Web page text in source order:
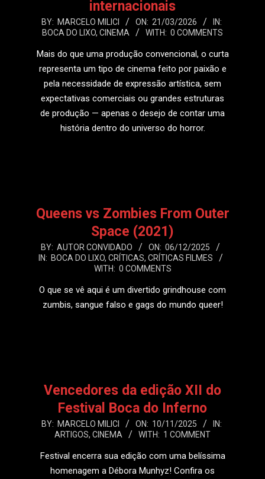
internacionais
2026-
03-
21
BY: MARCELO MILICI ON: 21/03/2026
IN:
BOCA DO LIXO, CINEMA WITH: 0 COMMENTS
Mais do que uma produção convencional, o curta
representa um tipo de cinema feito por paixão e
pela necessidade de expressão artística, sem
expectativas comerciais ou grandes estruturas
de produção — apenas o desejo de contar uma
história dentro do universo do horror.
Queens vs Zombies From Outer
Space (2021)
2025-
12-
BY: AUTOR CONVIDADO ON: 06/12/2025
IN: BOCA DO LIXO, CRÍTICAS, CRÍTICAS FILMES
WITH: 0 COMMENTS
O que se vê aqui é um divertido grindhouse com
zumbis, sangue falso e gags do mundo queer!
Vencedores da edição XII do
Festival Boca do Inferno
2025-
10
BY: MARCELO MILICI ON: 10/11/2025
IN:
ARTIGOS, CINEMA WITH: 1 COMMENT
Festival encerra sua edição com uma belíssima
homenagem a Débora Munhyz! Confira os